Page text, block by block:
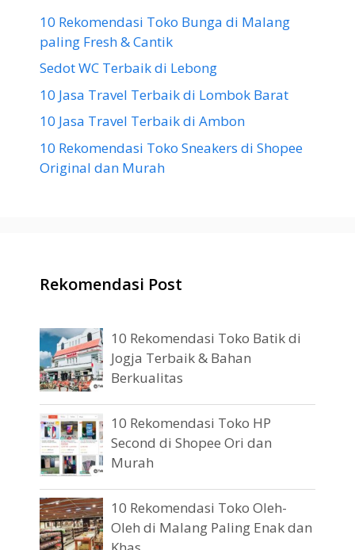
10 Rekomendasi Toko Bunga di Malang
paling Fresh & Cantik
Sedot WC Terbaik di Lebong
10 Jasa Travel Terbaik di Lombok Barat
10 Jasa Travel Terbaik di Ambon
10 Rekomendasi Toko Sneakers di Shopee
Original dan Murah
Rekomendasi Post
10 Rekomendasi Toko Batik di
Jogja Terbaik & Bahan
Berkualitas
10 Rekomendasi Toko HP
Second di Shopee Ori dan
Murah
10 Rekomendasi Toko Oleh-
Oleh di Malang Paling Enak dan